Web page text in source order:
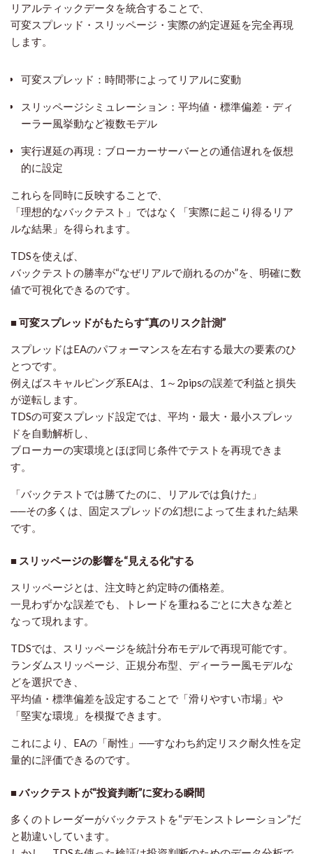
リアルティックデータ を統合することで、
可変スプレッド・スリッページ・実際の約定遅延を完全再現
します。
可変スプレッド ：時間帯によってリアルに変動
スリッページシミュレーション ：平均値・標準偏差・ディ
ーラー風挙動など複数モデル
実行遅延の再現 ：ブローカーサーバーとの通信遅れを仮想
的に設定
これらを同時に反映することで、
「理想的なバックテスト」ではなく「実際に起こり得るリア
ルな結果」を得られます。
TDSを使えば、
バックテストの勝率が“なぜリアルで崩れるのか”を、明確に数
値で可視化できるのです。
■ 可変スプレッドがもたらす“真のリスク計測”
スプレッドはEAのパフォーマンスを左右する最大の要素のひ
とつです。
例えばスキャルピング系EAは、1～2pipsの誤差で利益と損失
が逆転します。
TDSの可変スプレッド設定では、 平均・最大・最小スプレッ
ドを自動解析し、
ブローカーの実環境とほぼ同じ条件でテストを再現できま
す。
「バックテストでは勝てたのに、リアルでは負けた」
──その多くは、 固定スプレッドの幻想によって生まれた結果
です。
■ スリッページの影響を“見える化”する
スリッページとは、注文時と約定時の価格差。
一見わずかな誤差でも、トレードを重ねるごとに大きな差と
なって現れます。
TDSでは、スリッページを統計分布モデルで再現可能です。
ランダムスリッページ、正規分布型、ディーラー風モデルな
どを選択でき、
平均値・標準偏差を設定することで「滑りやすい市場」や
「堅実な環境」を模擬できます。
これにより、EAの「耐性」──すなわち約定リスク耐久性を定
量的に評価できるのです。
■ バックテストが“投資判断”に変わる瞬間
多くのトレーダーがバックテストを“デモンストレーション”だ
と勘違いしています。